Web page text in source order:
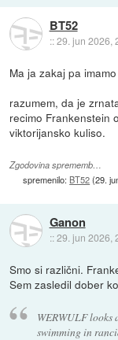
BT52
::29. jun 2026,
Ma ja zakaj pa
razumem, da je
recimo Frankenstein
viktorijansko kuliso.
Zgodovina sprememb…
spremenilo: BT52(29.
Ganon
::29. jun 2026,
Smo si različni.
Sem zasledil dober
WERWULF looks
swimming in